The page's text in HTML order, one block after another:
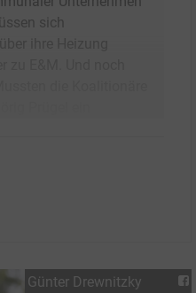
sich
Günter Drewnitzky